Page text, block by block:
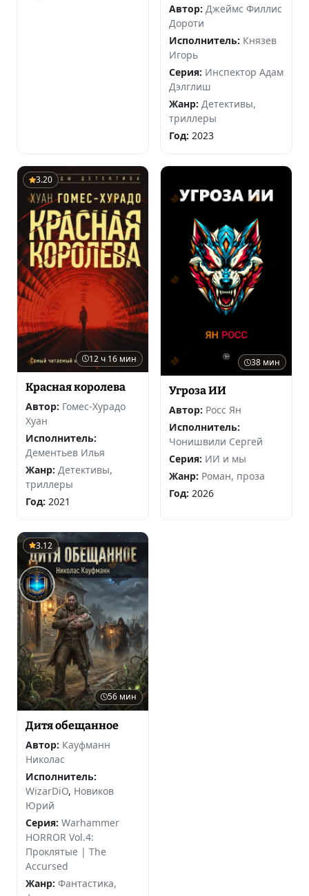
Автор: Джеймс Филлис
Дороти
Исполнитель: Князев
Игорь
Серия: Инспектор Адам
Дэлглиш
Жанр: Детективы,
триллеры
Год: 2023
3.20
12 ч 16 мин
Красная королева
Автор: Гомес-Хурадо
Хуан
Исполнитель:
Дементьев Илья
Жанр: Детективы,
триллеры
Год: 2021
38 мин
Угроза ИИ
Автор: Росс Ян
Исполнитель:
Чонишвили Сергей
Серия: ИИ и мы
Жанр: Роман, проза
Год: 2026
3.12
56 мин
Дитя обещанное
Автор: Кауфманн
Николас
Исполнитель:
WizarDiO, Новиков
Юрий
Серия: Warhammer
HORROR Vol.4:
Проклятые | The
Accursed
Жанр: Фантастика,